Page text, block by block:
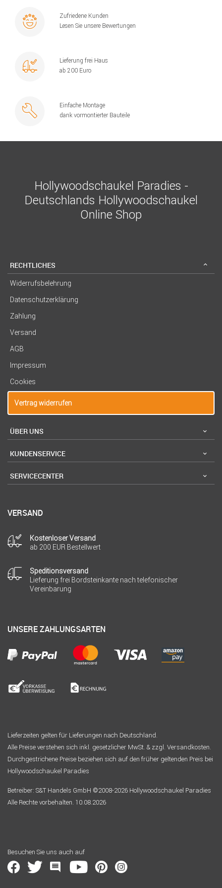
Zufriedene Kunden
Lesen Sie unsere Bewertungen
Lieferung frei Haus
ab 200 Euro
Einfache Montage
dank vormontierter Bauteile
Hollywoodschaukel Paradies -
Deutschlands Hollywoodschaukel
Online Shop
RECHTLICHES
Widerrufsbelehrung
Datenschutzerklärung
Zahlung
Versand
AGB
Impressum
Cookies
Vertrag widerrufen
ÜBER UNS
KUNDENSERVICE
SERVICECENTER
VERSAND
Kostenloser Versand
ab 200 EUR Bestellwert
Speditionsversand
Lieferung frei Bordsteinkante nach telefonischer
Vereinbarung
UNSERE ZAHLUNGSARTEN
Lieferzeiten gelten für Lieferungen nach Deutschland.
Alle Preise verstehen sich inkl. gesetzlicher MwSt. & zzgl. Versandkosten.
Durchgestrichene Preise beziehen sich auf den früher geltenden Preis bei
Hollywoodschaukel Paradies
Betreiber: S&T Handels GmbH ©2008-2026 Hollywoodschaukel Paradies
Alle Rechte vorbehalten. 10.08.2026
Besuchen Sie uns auch auf